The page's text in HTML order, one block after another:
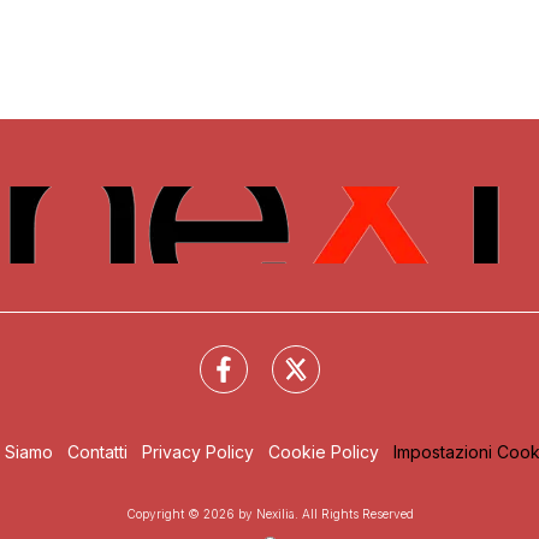
Siamo Contatti Privacy Policy Cookie Policy Impostazioni
Copyright © 2026 by Nexilia. All Rights Reserved